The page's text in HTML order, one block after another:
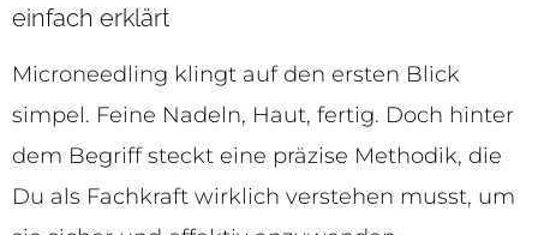
einfach erklärt
Microneedling klingt auf den ersten Blick
simpel. Feine Nadeln, Haut, fertig. Doch hinter
dem Begriff steckt eine präzise Methodik, die
Du als Fachkraft wirklich verstehen musst, um